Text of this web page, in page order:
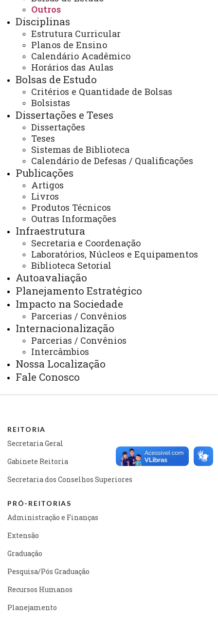
Outros
Disciplinas
Estrutura Curricular
Planos de Ensino
Calendário Acadêmico
Horários das Aulas
Bolsas de Estudo
Critérios e Quantidade de Bolsas
Bolsistas
Dissertações e Teses
Dissertações
Teses
Sistemas de Biblioteca
Calendário de Defesas / Qualificações
Publicações
Artigos
Livros
Produtos Técnicos
Outras Informações
Infraestrutura
Secretaria e Coordenação
Laboratórios, Núcleos e Equipamentos
Biblioteca Setorial
Autoavaliação
Planejamento Estratégico
Impacto na Sociedade
Parcerias / Convênios
Internacionalização
Parcerias / Convênios
Intercâmbios
Nossa Localização
Fale Conosco
Prédio de Protótipos, 2º piso.
E-mail:
cascavel.pgeagri@unioeste.br
Você está aqui:
Unioeste
PGEAGRI - Pós-graduação em Engenharia Agrícola -
Cascavel
Editais
Outros
Edital 037/2025-PGEAGRI Abertura de inscrições
PDSE 2026/1
ACESSE
Acesso Restrito (Editores do Portal)
Arquivo Virtual
Bibliotecas
Identidade Visual
Mapa do Site
Ouvidoria
Portal Office 365
Sistemas
Telefones
REITORIA
Secretaria Geral
Gabinete Reitoria
Secretaria dos Conselhos Superiores
PRÓ-REITORIAS
Administração e Finanças
Extensão
Graduação
Pesquisa/Pós Graduação
Recursos Humanos
Planejamento